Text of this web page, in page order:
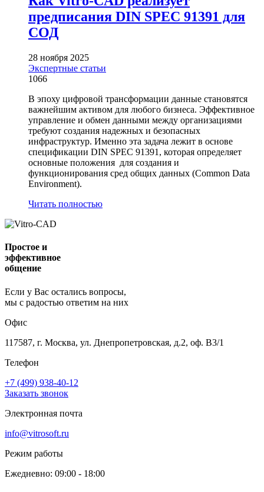
предписания DIN SPEC 91391 для
СОД
28 ноября 2025
Экспертные статьи
1066
В эпоху цифровой трансформации данные становятся
важнейшим активом для любого бизнеса. Эффективное
управление и обмен данными между организациями
требуют создания надежных и безопасных
инфраструктур. Именно эта задача лежит в основе
спецификации DIN SPEC 91391, которая определяет
основные положения для создания и
функционирования сред общих данных (Common Data
Environment).
Читать полностью
Простое и
эффективное
общение
Если у Вас остались вопросы,
мы с радостью ответим на них
Офис
117587, г. Москва, ул. Днепропетровская, д.2, оф. В3/1
Телефон
+7 (499) 938-40-12
Заказать звонок
Электронная почта
info@vitrosoft.ru
Режим работы
Ежедневно: 09:00 - 18:00